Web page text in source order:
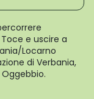
e uscire a
Locarno
di Verbania,